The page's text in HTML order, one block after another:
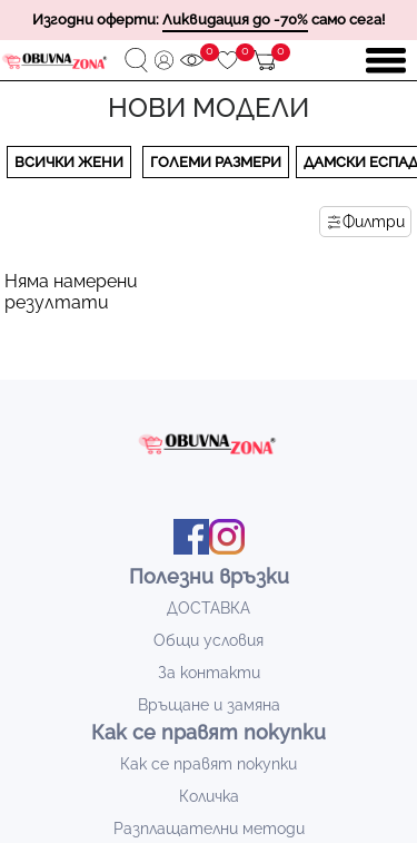
Изгодни оферти: Ликвидация до -70% само сега!
0 0 0
НОВИ МОДЕЛИ
ВСИЧКИ ЖЕНИ ГОЛЕМИ РАЗМЕРИ ДАМСКИ
Филтри
Няма намерени
резултати
Полезни връзки
ДОСТАВКА
Общи условия
За контакти
Връщане и замяна
Как се правят покупки
Как се правят покупки
Количка
Разплащателни методи